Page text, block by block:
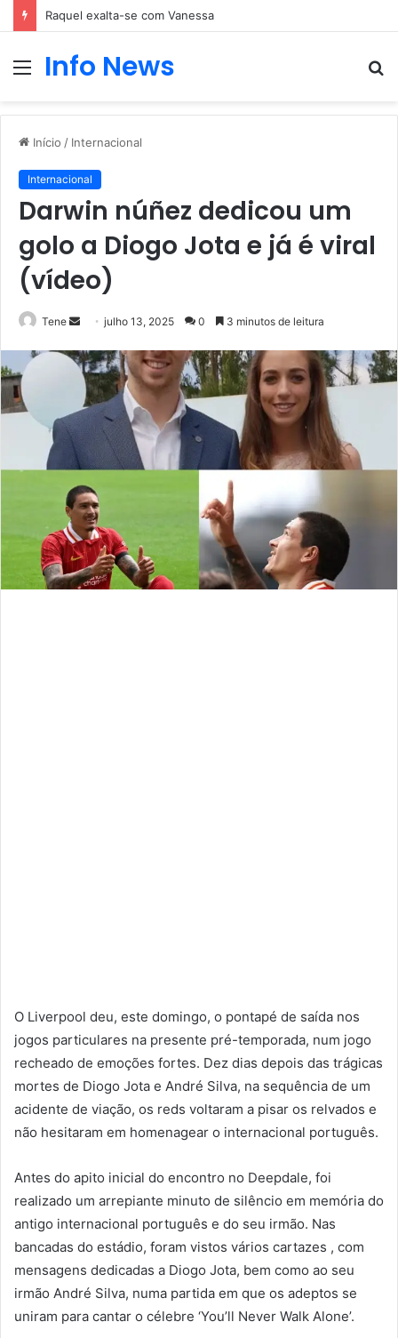
Raquel exalta-se com Vanessa
Menu
Info News
Início / Internacional
Internacional
Darwin núñez dedicou um
golo a Diogo Jota e já é viral
(vídeo)
Tene
Mande
e-
mail
julho 13, 2025 0 3 minutos de leitura
O Liverpool deu, este domingo, o pontapé de saída nos
jogos particulares na presente pré-temporada, num jogo
recheado de emoções fortes. Dez dias depois das trágicas
mortes de Diogo Jota e André Silva, na sequência de um
acidente de viação, os reds voltaram a pisar os relvados e
não hesitaram em homenagear o internacional português.
Antes do apito inicial do encontro no Deepdale, foi
realizado um arrepiante minuto de silêncio em memória do
antigo internacional português e do seu irmão. Nas
bancadas do estádio, foram vistos vários cartazes , com
mensagens dedicadas a Diogo Jota, bem como ao seu
irmão André Silva, numa partida em que os adeptos se
uniram para cantar o célebre ‘You’ll Never Walk Alone’.